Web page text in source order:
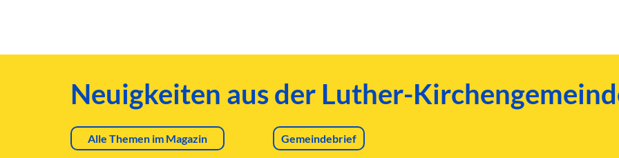
Neuigkeiten aus der Luther-
Alle Themen im Magazin Gemeindebrief